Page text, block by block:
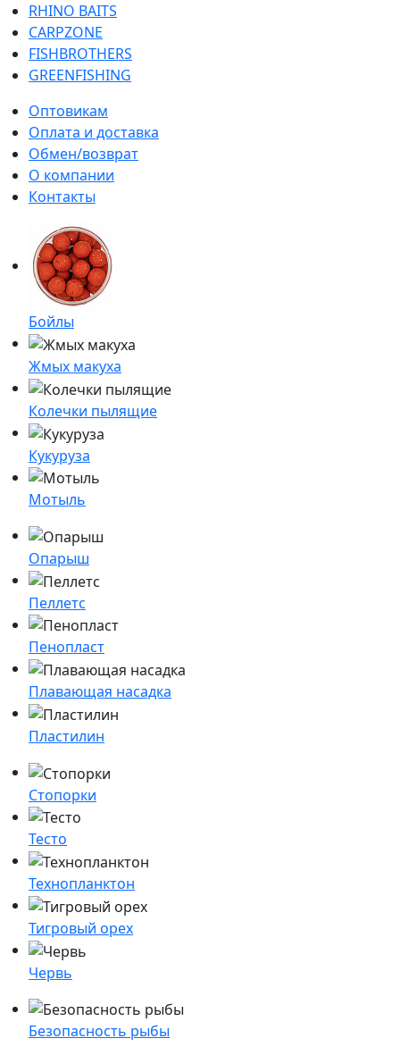
RHINO BAITS
CARPZONE
FISHBROTHERS
GREENFISHING
Оптовикам
Оплата и доставка
Обмен/возврат
О компании
Контакты
Бойлы
Жмых макуха
Колечки пылящие
Кукуруза
Мотыль
Опарыш
Пеллетс
Пенопласт
Плавающая насадка
Пластилин
Стопорки
Тесто
Технопланктон
Тигровый орех
Червь
Безопасность рыбы